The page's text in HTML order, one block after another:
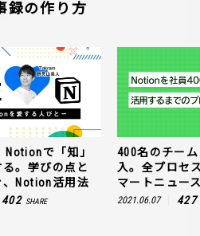
録の作り方
Notionで「知」
。学びの点と
、Notion活用法
402 SHARE
400名のチー
入。全プロセ
マートニュー
2021.06.07 427